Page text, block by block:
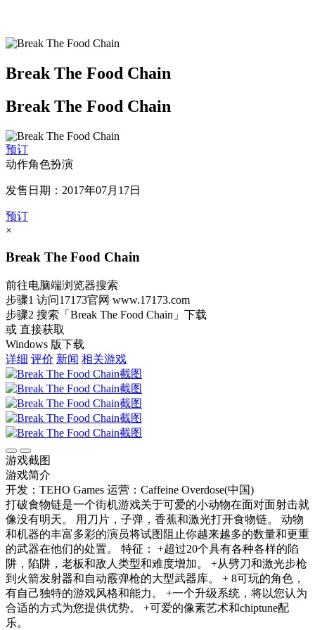
Break The Food Chain
Break The Food Chain
预订
动作角色扮演
发售日期：2017年07月17日
预订
×
Break The Food Chain
前往电脑端浏览器搜索
步骤1 访问17173官网 www.17173.com
步骤2 搜索 「Break The Food Chain」 下载
或 直接获取
Windows 版下载
详细 评价 新闻 相关游戏
游戏截图
游戏简介
开发：TEHO Games 运营：Caffeine Overdose(中国)
打破食物链是一个街机游戏关于可爱的小动物在面对面射击就
像没有明天。 用刀片，子弹，香蕉和激光打开食物链。 动物
和机器的丰富多彩的演员将试图阻止你越来越多的数量和更重
的武器在他们的处置。 特征： +超过20个具有各种各样的陷
阱，陷阱，老板和敌人类型和难度增加。 +从劈刀和激光步枪
到火箭发射器和自动霰弹枪的大型武器库。 + 8可玩的角色，
有自己独特的游戏风格和能力。 +一个升级系统，将以您认为
合适的方式为您提供优势。 +可爱的像素艺术和chiptune配
乐。